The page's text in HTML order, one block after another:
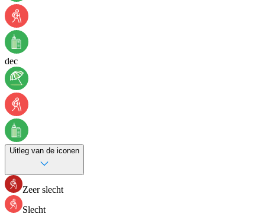
dec
Uitleg van de iconen
Zeer slecht
Slecht